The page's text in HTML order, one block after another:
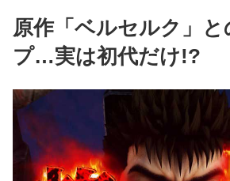
原作「ベルセルク」と
プ…実は初代だけ!?